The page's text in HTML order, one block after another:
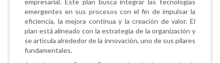
empresarial. Este plan busca integrar las tecnologías
emergentes en sus procesos con el fin de impulsar la
eficiencia, la mejora continua y la creación de valor. El
plan está alineado con la estrategia de la organización y
se articula alrededor de la innovación, uno de sus pilares
fundamentales.